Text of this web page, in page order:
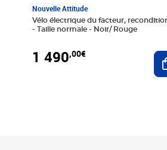
Nouvelle Attitude
Vélo électrique du facteur,
- Taille normale - Noir/ Rouge
1 490,00€